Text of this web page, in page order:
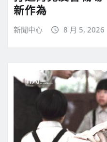
新作為
新聞中心 8 月 5, 2026